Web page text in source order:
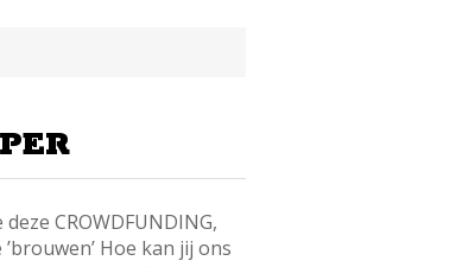
CROWDFUNDING,
Hoe kan jij ons